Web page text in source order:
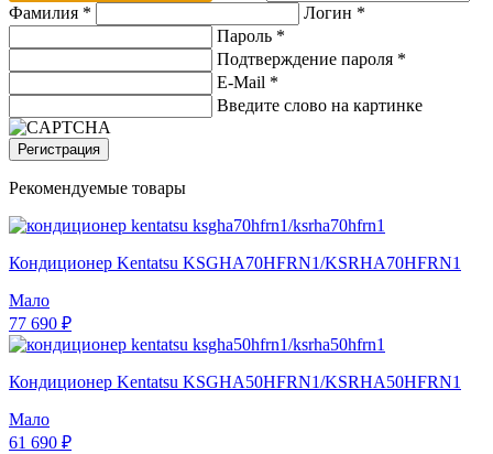
Фамилия *
Логин *
Пароль *
Подтверждение пароля *
E-Mail *
Введите слово на картинке
Регистрация
Рекомендуемые товары
Кондиционер Kentatsu KSGHA70HFRN1/KSRHA70HFRN1
Мало
77 690 ₽
Кондиционер Kentatsu KSGHA50HFRN1/KSRHA50HFRN1
Мало
61 690 ₽